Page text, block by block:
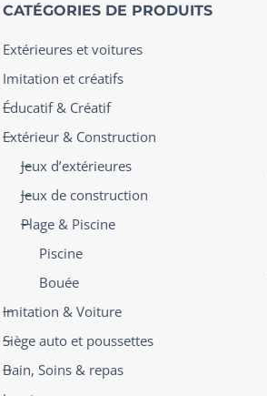
CATÉGORIES DE PRODUITS
Extérieures et voitures
Imitation et créatifs
Éducatif & Créatif
Extérieur & Construction
Jeux d’extérieures
Jeux de construction
Plage & Piscine
Piscine
Bouée
Imitation & Voiture
Siège auto et poussettes
Bain, Soins & repas